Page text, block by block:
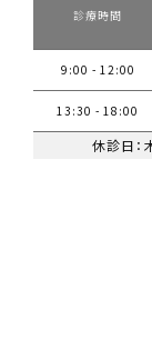
診療時間
9:00 - 12:00
13:30 - 18:00
休診日：